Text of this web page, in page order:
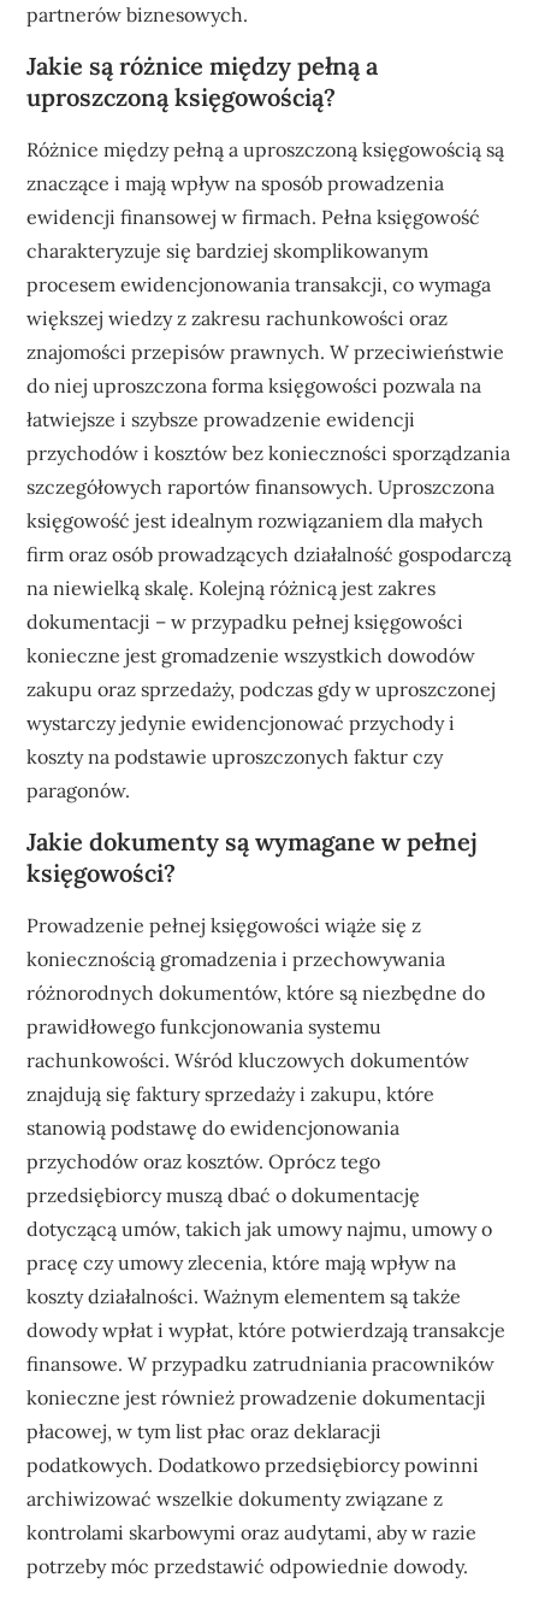
partnerów biznesowych.
Jakie są różnice między pełną a
uproszczoną księgowością?
Różnice między pełną a uproszczoną księgowością są
znaczące i mają wpływ na sposób prowadzenia
ewidencji finansowej w firmach. Pełna księgowość
charakteryzuje się bardziej skomplikowanym
procesem ewidencjonowania transakcji, co wymaga
większej wiedzy z zakresu rachunkowości oraz
znajomości przepisów prawnych. W przeciwieństwie
do niej uproszczona forma księgowości pozwala na
łatwiejsze i szybsze prowadzenie ewidencji
przychodów i kosztów bez konieczności sporządzania
szczegółowych raportów finansowych. Uproszczona
księgowość jest idealnym rozwiązaniem dla małych
firm oraz osób prowadzących działalność gospodarczą
na niewielką skalę. Kolejną różnicą jest zakres
dokumentacji – w przypadku pełnej księgowości
konieczne jest gromadzenie wszystkich dowodów
zakupu oraz sprzedaży, podczas gdy w uproszczonej
wystarczy jedynie ewidencjonować przychody i
koszty na podstawie uproszczonych faktur czy
paragonów.
Jakie dokumenty są wymagane w pełnej
księgowości?
Prowadzenie pełnej księgowości wiąże się z
koniecznością gromadzenia i przechowywania
różnorodnych dokumentów, które są niezbędne do
prawidłowego funkcjonowania systemu
rachunkowości. Wśród kluczowych dokumentów
znajdują się faktury sprzedaży i zakupu, które
stanowią podstawę do ewidencjonowania
przychodów oraz kosztów. Oprócz tego
przedsiębiorcy muszą dbać o dokumentację
dotyczącą umów, takich jak umowy najmu, umowy o
pracę czy umowy zlecenia, które mają wpływ na
koszty działalności. Ważnym elementem są także
dowody wpłat i wypłat, które potwierdzają transakcje
finansowe. W przypadku zatrudniania pracowników
konieczne jest również prowadzenie dokumentacji
płacowej, w tym list płac oraz deklaracji
podatkowych. Dodatkowo przedsiębiorcy powinni
archiwizować wszelkie dokumenty związane z
kontrolami skarbowymi oraz audytami, aby w razie
potrzeby móc przedstawić odpowiednie dowody.